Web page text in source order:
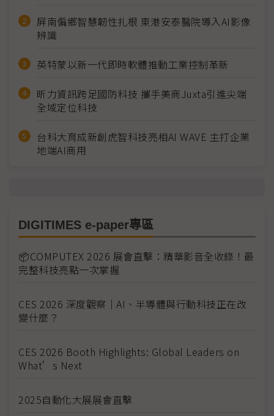
屏南偏鄉智慧韌性扎根 東港安泰醫院導入AI影像
辨識
英特蒙以新一代即時軟體推動工業控制革新
昕力資訊跨足國防科技 攜手美商Juxta引進尖端
全域定位科技
台科大育成新創虎智科技亮相AI WAVE 主打企業
地端AI商用
DIGITIMES e-paper專區
📦COMPUTEX 2026 展會直擊：精華影音全收錄！最
完整科技亮點一次掌握
CES 2026 深度觀察｜AI、半導體與行動科技正在改
變什麼？
CES 2026 Booth Highlights: Global Leaders on
What’s Next
2025自動化大展展會直擊